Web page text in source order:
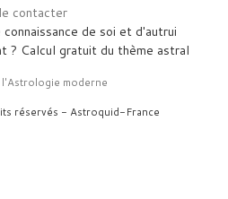
contacter
de soi et d'autrui
? Calcul gratuit du thème astral
l'Astrologie moderne
réservés - Astroquid-France